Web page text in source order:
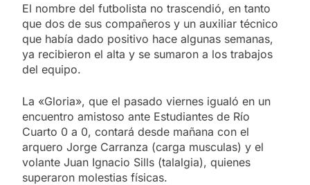
El nombre del futbolista no trascendió, en tanto
que dos de sus compañeros y un auxiliar técnico
que había dado positivo hace algunas semanas,
ya recibieron el alta y se sumaron a los trabajos
del equipo.
La «Gloria», que el pasado viernes igualó en un
encuentro amistoso ante Estudiantes de Río
Cuarto 0 a 0, contará desde mañana con el
arquero Jorge Carranza (carga musculas) y el
volante Juan Ignacio Sills (talalgia), quienes
superaron molestias físicas.